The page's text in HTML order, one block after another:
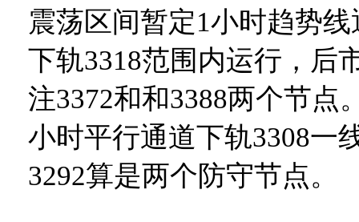
震荡区间暂定1小时趋势
下轨3318范围内运行，后
注3372和和3388两个节点
小时平行通道下轨3308一
3292算是两个防守节点。